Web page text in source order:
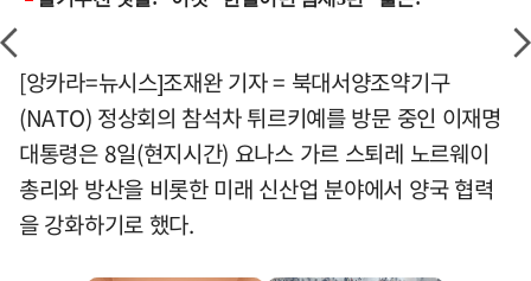
[앙카라=뉴시스]조재완 기자 = 북대서양조약기구
(NATO) 정상회의 참석차 튀르키예를 방문 중인 이재명
대통령은 8일(현지시간) 요나스 가르 스퇴레 노르웨이
총리와 방산을 비롯한 미래 신산업 분야에서 양국 협력
을 강화하기로 했다.